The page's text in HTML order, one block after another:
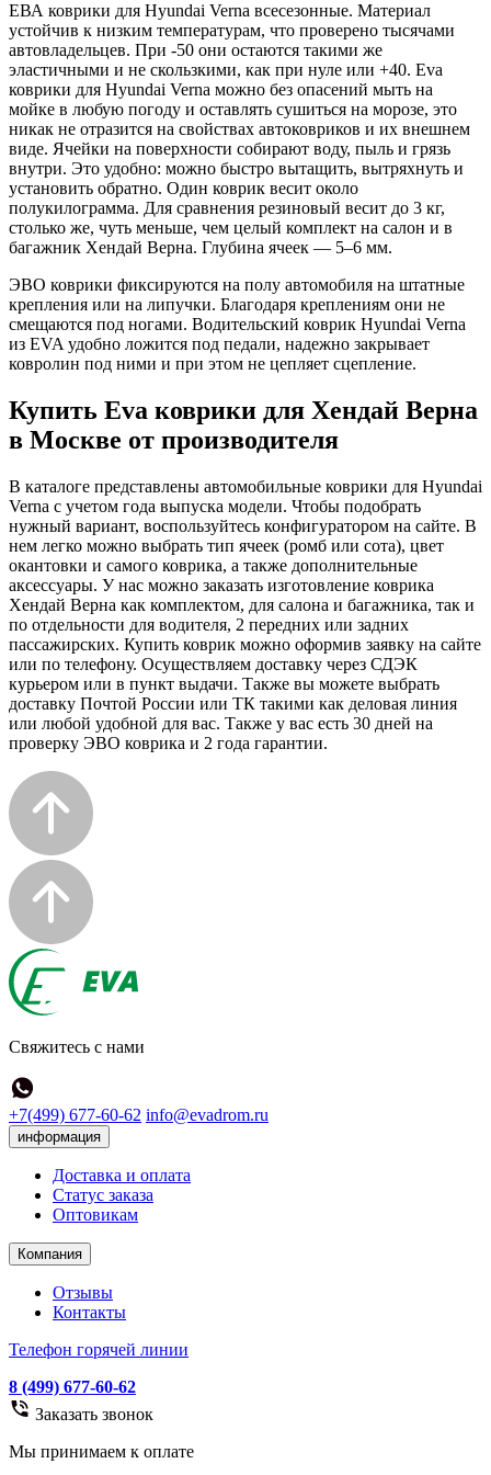
ЕВА коврики для Hyundai Verna всесезонные. Материал
устойчив к низким температурам, что проверено тысячами
автовладельцев. При -50 они остаются такими же
эластичными и не скользкими, как при нуле или +40. Eva
коврики для Hyundai Verna можно без опасений мыть на
мойке в любую погоду и оставлять сушиться на морозе, это
никак не отразится на свойствах автоковриков и их внешнем
виде. Ячейки на поверхности собирают воду, пыль и грязь
внутри. Это удобно: можно быстро вытащить, вытряхнуть и
установить обратно. Один коврик весит около
полукилограмма. Для сравнения резиновый весит до 3 кг,
столько же, чуть меньше, чем целый комплект на салон и в
багажник Хендай Верна. Глубина ячеек — 5–6 мм.
ЭВО коврики фиксируются на полу автомобиля на штатные
крепления или на липучки. Благодаря креплениям они не
смещаются под ногами. Водительский коврик Hyundai Verna
из EVA удобно ложится под педали, надежно закрывает
ковролин под ними и при этом не цепляет сцепление.
Купить Eva коврики для Хендай Верна
в Москве от производителя
В каталоге представлены автомобильные коврики для Hyundai
Verna с учетом года выпуска модели. Чтобы подобрать
нужный вариант, воспользуйтесь конфигуратором на сайте. В
нем легко можно выбрать тип ячеек (ромб или сота), цвет
окантовки и самого коврика, а также дополнительные
аксессуары. У нас можно заказать изготовление коврика
Хендай Верна как комплектом, для салона и багажника, так и
по отдельности для водителя, 2 передних или задних
пассажирских. Купить коврик можно оформив заявку на сайте
или по телефону. Осуществляем доставку через СДЭК
курьером или в пункт выдачи. Также вы можете выбрать
доставку Почтой России или ТК такими как деловая линия
или любой удобной для вас. Также у вас есть 30 дней на
проверку ЭВО коврика и 2 года гарантии.
Свяжитесь с нами
+7(499) 677-60-62 info@evadrom.ru
информация
Доставка и оплата
Статус заказа
Оптовикам
Компания
Отзывы
Контакты
Телефон горячей линии
8 (499) 677-60-62
Заказать звонок
Мы принимаем к оплате